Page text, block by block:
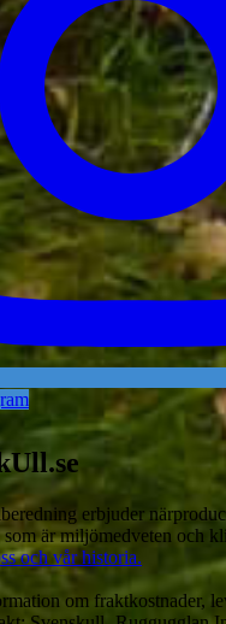
erbjuder
är miljömedveten och
och vår historia.
om fraktkostnader,